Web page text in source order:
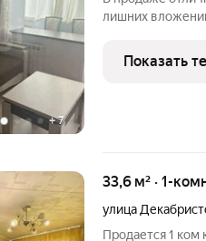
+7
лишних вложений
замена
совмещен,
Показать
33,6 м² · 1-
улица
Продается 1